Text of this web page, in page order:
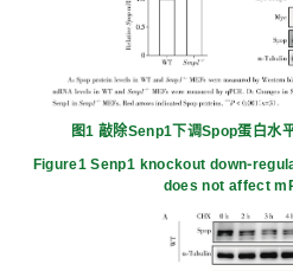
图1 敲除Senp1下调Spop蛋白水
Figure1 Senp1 knockout
does not affect